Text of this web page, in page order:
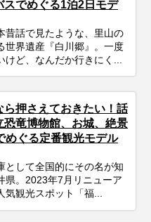
スでめぐる1泊2日モデ
昔話で見たような、里山の
世界遺産『白川郷』。一度
けど、なんだか行きにく...
ら押さえておきたい！話
恐竜博物館、お城、絶景
めぐる定番観光モデル
として全国的にその名が知
県。2023年7月リニューア
気観光スポット「福...